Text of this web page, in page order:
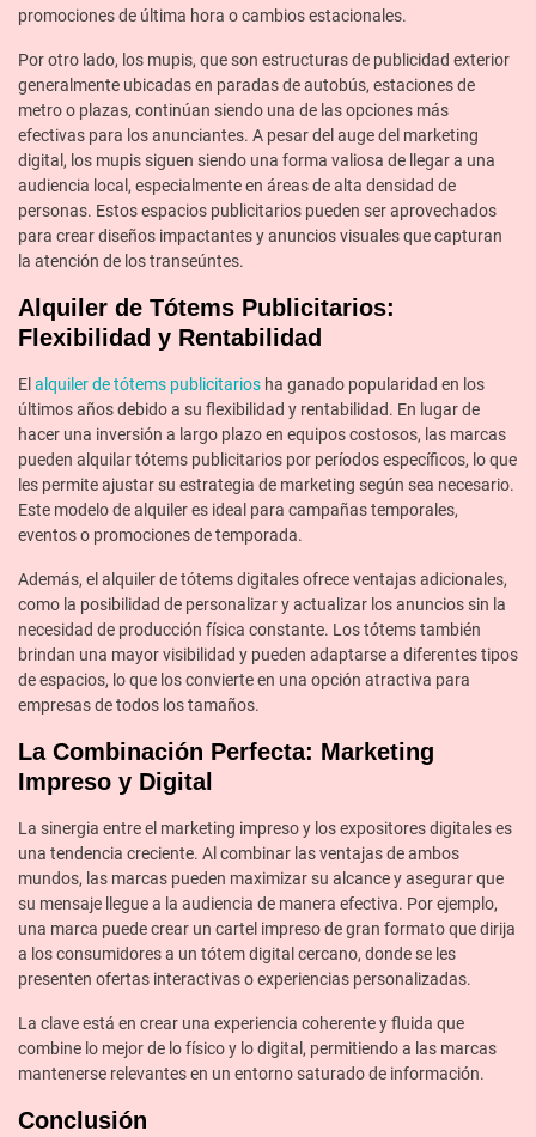
promociones de última hora o cambios estacionales.
Por otro lado, los mupis, que son estructuras de publicidad exterior
generalmente ubicadas en paradas de autobús, estaciones de
metro o plazas, continúan siendo una de las opciones más
efectivas para los anunciantes. A pesar del auge del marketing
digital, los mupis siguen siendo una forma valiosa de llegar a una
audiencia local, especialmente en áreas de alta densidad de
personas. Estos espacios publicitarios pueden ser aprovechados
para crear diseños impactantes y anuncios visuales que capturan
la atención de los transeúntes.
Alquiler de Tótems Publicitarios:
Flexibilidad y Rentabilidad
El alquiler de tótems publicitarios ha ganado popularidad en los
últimos años debido a su flexibilidad y rentabilidad. En lugar de
hacer una inversión a largo plazo en equipos costosos, las marcas
pueden alquilar tótems publicitarios por períodos específicos, lo que
les permite ajustar su estrategia de marketing según sea necesario.
Este modelo de alquiler es ideal para campañas temporales,
eventos o promociones de temporada.
Además, el alquiler de tótems digitales ofrece ventajas adicionales,
como la posibilidad de personalizar y actualizar los anuncios sin la
necesidad de producción física constante. Los tótems también
brindan una mayor visibilidad y pueden adaptarse a diferentes tipos
de espacios, lo que los convierte en una opción atractiva para
empresas de todos los tamaños.
La Combinación Perfecta: Marketing
Impreso y Digital
La sinergia entre el marketing impreso y los expositores digitales es
una tendencia creciente. Al combinar las ventajas de ambos
mundos, las marcas pueden maximizar su alcance y asegurar que
su mensaje llegue a la audiencia de manera efectiva. Por ejemplo,
una marca puede crear un cartel impreso de gran formato que dirija
a los consumidores a un tótem digital cercano, donde se les
presenten ofertas interactivas o experiencias personalizadas.
La clave está en crear una experiencia coherente y fluida que
combine lo mejor de lo físico y lo digital, permitiendo a las marcas
mantenerse relevantes en un entorno saturado de información.
Conclusión